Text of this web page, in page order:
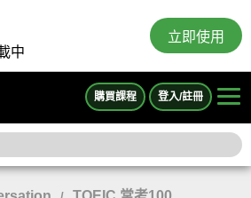
中
立即使用
購買課程 登入/註冊